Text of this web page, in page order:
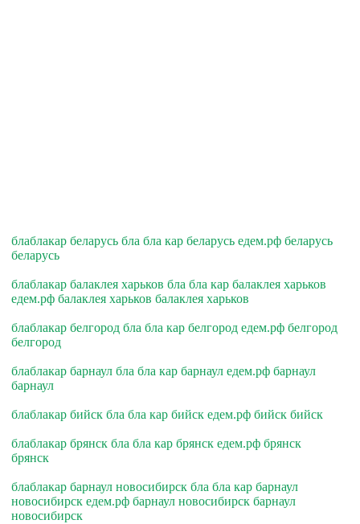
блаблакар беларусь бла бла кар беларусь едем.рф беларусь
беларусь
блаблакар балаклея харьков бла бла кар балаклея харьков
едем.рф балаклея харьков балаклея харьков
блаблакар белгород бла бла кар белгород едем.рф белгород
белгород
блаблакар барнаул бла бла кар барнаул едем.рф барнаул
барнаул
блаблакар бийск бла бла кар бийск едем.рф бийск бийск
блаблакар брянск бла бла кар брянск едем.рф брянск
брянск
блаблакар барнаул новосибирск бла бла кар барнаул
новосибирск едем.рф барнаул новосибирск барнаул
новосибирск